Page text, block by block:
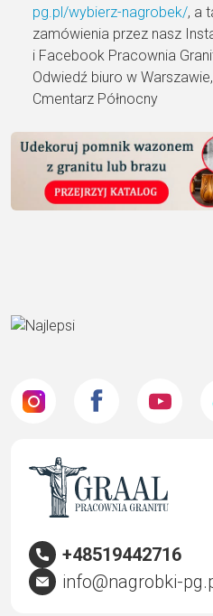
pg.pl/wybierz-nagrobek/, a
zamówienia przez nasz
i Facebook Pracownia
Odwiedź biuro w
Cmentarz Północny
+48519442716
info@nagrobki-